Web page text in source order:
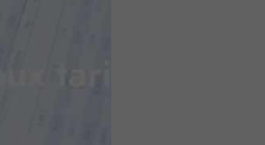
tarifs sont